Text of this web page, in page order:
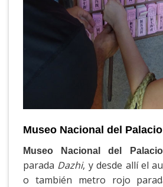
Museo Nacional del Palacio
Museo Nacional del Palacio
parada Dazhi, y desde allí el
o también metro rojo